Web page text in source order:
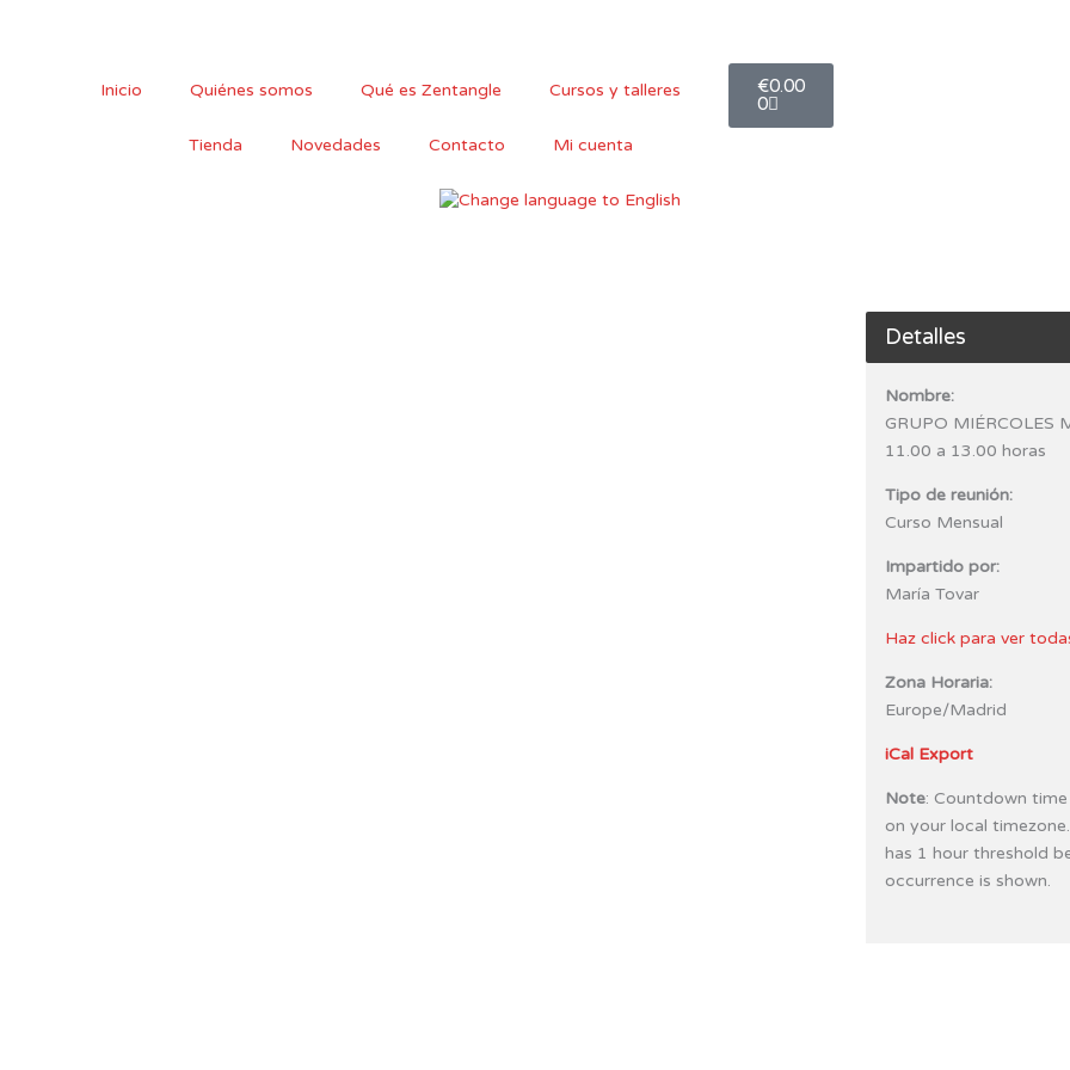
Inicio
Quiénes somos Qué es Zentangle Cursos y talleres
Tienda Novedades Contacto Mi cuenta
€0.00
0
Carro
Detalles
Nombre:
GRUPO MIÉRCOLES
11.00 a 13.00 horas
Tipo de reunión:
Curso Mensual
Impartido por:
María Tovar
Haz click para ver
Zona Horaria:
Europe/Madrid
iCal Export
Note: Countdown
on your local
has 1 hour threshold
occurrence is shown.